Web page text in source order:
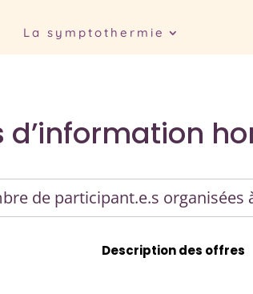
La symptothermie
d’information
de participant.e.s
Description des offres